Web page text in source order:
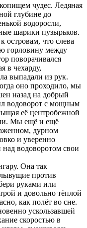
чудес. Ледяная
глубине до
водоросли,
шарики пузырьков.
что слева
горловину между
поворачивался
в чехарду,
выпадали из рук.
оно проходило, мы
назад на добрый
водоворот с мощным
её центробежной
Мы ещё и ещё
дурном
и уверенно
водоворотом свои
Она так
против
руками или
и довольно тёплой
как полёт во сне.
ускользавшей
скоростью в